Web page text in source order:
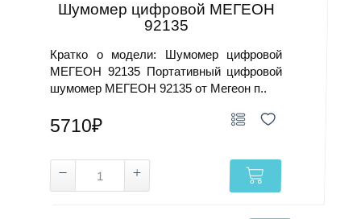
Шумомер цифровой МЕГЕОН
92135
Кратко о модели: Шумомер цифровой
МЕГЕОН 92135 Портативный цифровой
шумомер МЕГЕОН 92135 от Мегеон п..
5710₽